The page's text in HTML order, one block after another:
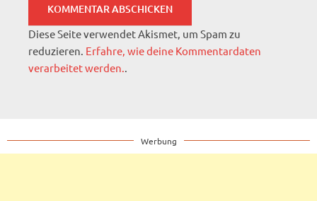
Diese Seite verwendet Akismet, um Spam zu
reduzieren. Erfahre, wie deine Kommentardaten
verarbeitet werden..
Werbung